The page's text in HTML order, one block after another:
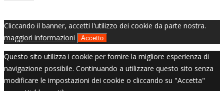
Cliccando il banner, accetti l'utilizzo dei cookie da parte nostra.
maggiori informazioni
Accetto
Questo sito utilizza i cookie per fornire la migliore esperienza di
navigazione possibile. Continuando a utilizzare questo sito senza
modificare le impostazioni dei cookie o cliccando su "Accetta"